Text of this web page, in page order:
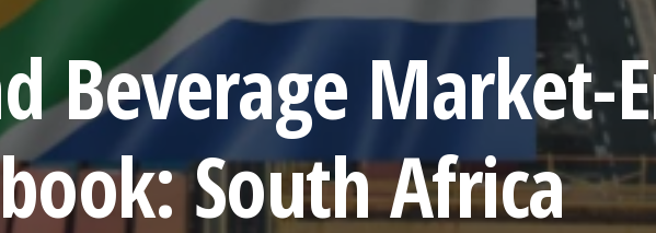
Beverage Market-
South Africa